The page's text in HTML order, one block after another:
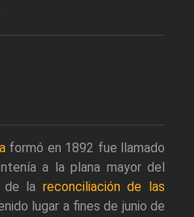
formó en 1892 fue llamado
a la plana mayor del
de la reconciliación de las
lugar a fines de junio de